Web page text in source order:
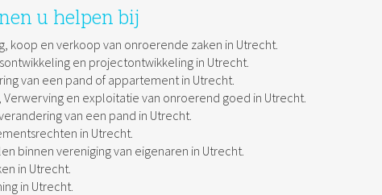
u helpen bij
koop en verkoop van onroerende zaken in Utrecht.
en projectontwikkeling in Utrecht.
van een pand of appartement in Utrecht.
Verwerving en exploitatie van onroerend goed in Utrecht.
van een pand in Utrecht.
in Utrecht.
binnen vereniging van eigenaren in Utrecht.
in Utrecht.
in Utrecht.